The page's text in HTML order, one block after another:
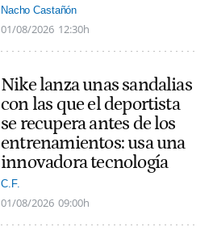
Nacho Castañón
01/08/2026 12:30h
Nike lanza unas sandalias
con las que el deportista
se recupera antes de los
entrenamientos: usa una
innovadora tecnología
C.F.
01/08/2026 09:00h